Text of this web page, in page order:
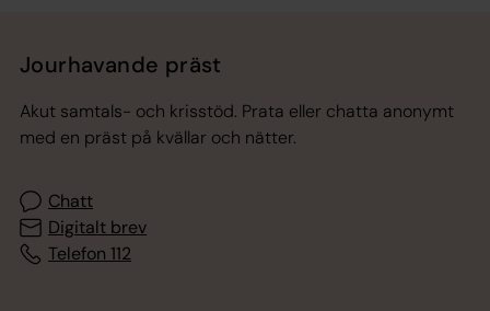
Jourhavande präst
Akut samtals- och krisstöd. Prata eller chatta anonymt
med en präst på kvällar och nätter.
Chatt
Digitalt brev
Telefon 112